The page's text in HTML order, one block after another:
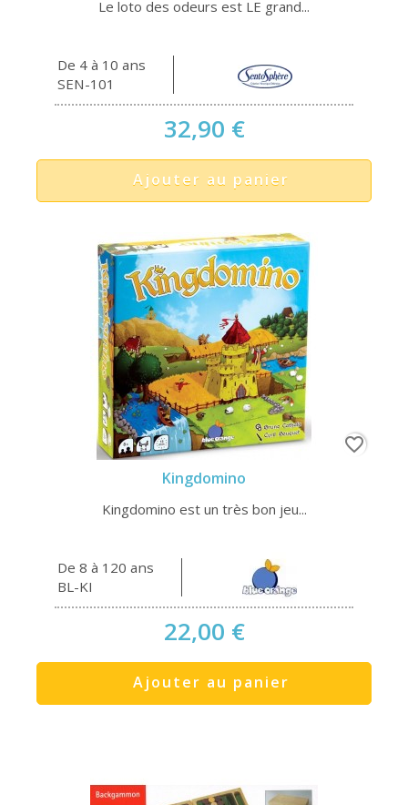
Le loto des odeurs est LE grand...
De 4 à 10 ans
SEN-101
32,90 €
Ajouter au panier
Kingdomino
Kingdomino est un très bon jeu...
De 8 à 120 ans
BL-KI
22,00 €
Ajouter au panier
favorite_border